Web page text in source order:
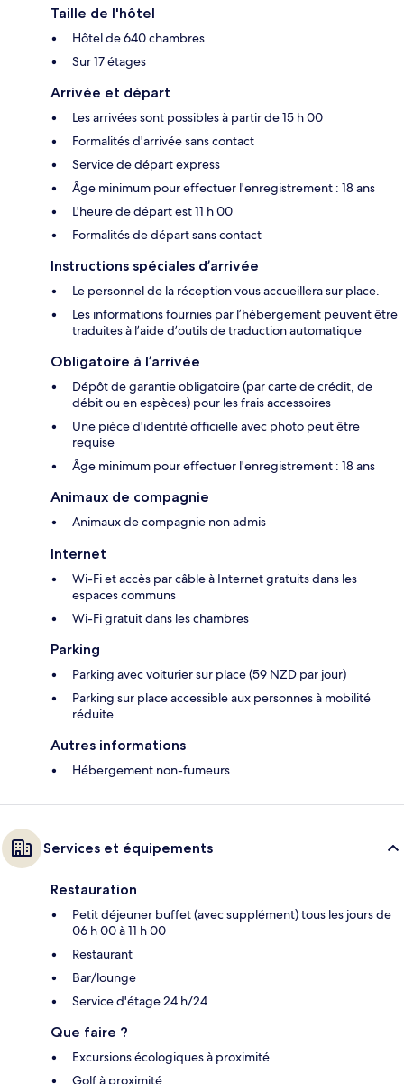
Taille de l'hôtel
Hôtel de 640 chambres
Sur 17 étages
Arrivée et départ
Les arrivées sont possibles à partir de 15 h 00
Formalités d'arrivée sans contact
Service de départ express
Âge minimum pour effectuer l'enregistrement : 18 ans
L'heure de départ est 11 h 00
Formalités de départ sans contact
Instructions spéciales d’arrivée
Le personnel de la réception vous accueillera sur place.
Les informations fournies par l’hébergement peuvent être
traduites à l’aide d’outils de traduction automatique
Obligatoire à l’arrivée
Dépôt de garantie obligatoire (par carte de crédit, de
débit ou en espèces) pour les frais accessoires
Une pièce d'identité officielle avec photo peut être
requise
Âge minimum pour effectuer l'enregistrement : 18 ans
Animaux de compagnie
Animaux de compagnie non admis
Internet
Wi-Fi et accès par câble à Internet gratuits dans les
espaces communs
Wi-Fi gratuit dans les chambres
Parking
Parking avec voiturier sur place (59 NZD par jour)
Parking sur place accessible aux personnes à mobilité
réduite
Autres informations
Hébergement non-fumeurs
Services et équipements
Restauration
Petit déjeuner buffet (avec supplément) tous les jours de
06 h 00 à 11 h 00
Restaurant
Bar/lounge
Service d'étage 24 h/24
Que faire ?
Excursions écologiques à proximité
Golf à proximité